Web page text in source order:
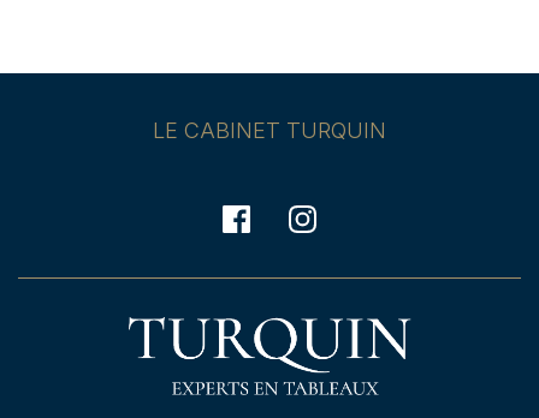
LE CABINET TURQUIN